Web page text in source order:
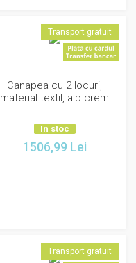
Transport gratuit
Canapea cu 2 locuri,
material textil, alb crem
In stoc
1506,99 Lei
Transport gratuit